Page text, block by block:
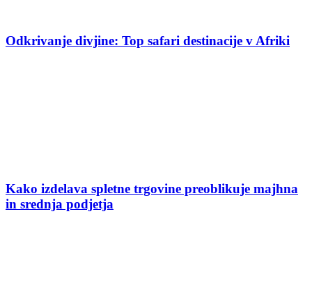
Odkrivanje divjine: Top safari destinacije v Afriki
Kako izdelava spletne trgovine preoblikuje majhna
in srednja podjetja